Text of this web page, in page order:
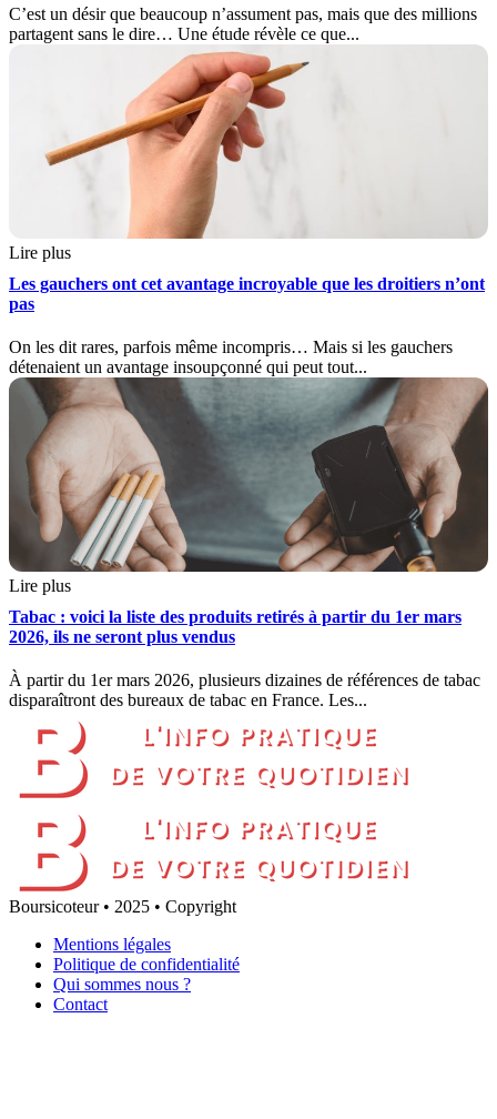
C’est un désir que beaucoup n’assument pas, mais que des millions
partagent sans le dire… Une étude révèle ce que...
Lire plus
Les gauchers ont cet avantage incroyable que les droitiers n’ont
pas
On les dit rares, parfois même incompris… Mais si les gauchers
détenaient un avantage insoupçonné qui peut tout...
Lire plus
Tabac : voici la liste des produits retirés à partir du 1er mars
2026, ils ne seront plus vendus
À partir du 1er mars 2026, plusieurs dizaines de références de tabac
disparaîtront des bureaux de tabac en France. Les...
Boursicoteur • 2025 • Copyright
Mentions légales
Politique de confidentialité
Qui sommes nous ?
Contact